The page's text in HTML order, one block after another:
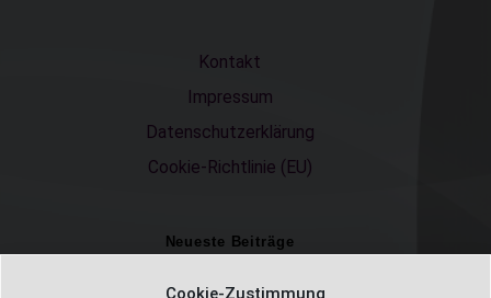
Cookie-Zustimmung
Kontakt
Impressum
Datenschutzerklärung
Cookie-Richtlinie (EU)
Neueste Beiträge
Einschulungsfotos 2026 – ein unvergesslicher Moment